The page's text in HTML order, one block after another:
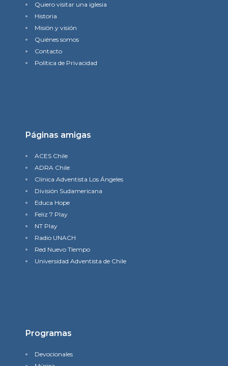
Quiero visitar una iglesia
Historia
Misión y visión
Quiénes somos
Contacto
Política de Privacidad
Páginas amigas
ACES Chile
ADRA Chile
Clínica Adventista Los Ángeles
División Sudamericana
Educa Hope
Feliz 7 Play
NT Play
Radio UNACH
Red Nuevo TIempo
Universidad Adventista de Chile
Programas
Devocionales